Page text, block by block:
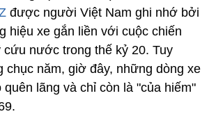
được người Việt Nam ghi nhớ bởi
hiệu xe gắn liền với cuộc chiến
cứu nước trong thế kỷ 20. Tuy
chục năm, giờ đây, những dòng xe
lãng và chỉ còn là "của hiếm"